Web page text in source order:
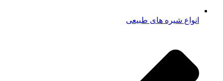
انواع شیره های طبیعی